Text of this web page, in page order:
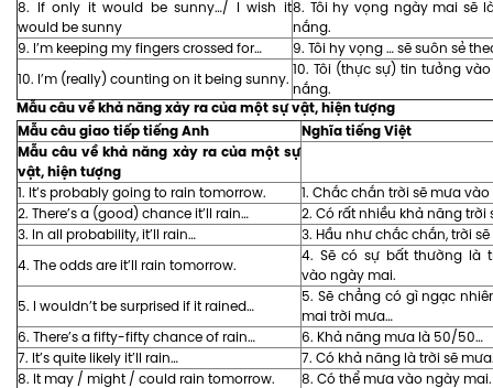
8. If only it would be sunny…/ I wish it
would be sunny
8. Tôi hy vọng ngày mai sẽ
nắng.
9. I’m keeping my fingers crossed for…
9. Tôi hy vọng … sẽ suôn sẻ
10. I’m (really) counting on it being sunny. 10. Tôi (thực sự) tin tưởng
nắng.
Mẫu câu về khả năng xảy ra của một sự vật, hiện tượng
Mẫu câu giao tiếp tiếng Anh
Nghĩa tiếng Việt
Mẫu câu về khả năng xảy ra của một sự
vật, hiện tượng
1. It’s probably going to rain tomorrow.
1. Chắc chắn trời sẽ mưa
2. There’s a (good) chance it’ll rain…
2. Có rất nhiều khả năng trời
3. In all probability, it’ll rain…
3. Hầu như chắc chắn, trời
4. The odds are it’ll rain tomorrow.
4. Sẽ có sự bất thường là
vào ngày mai.
5. I wouldn’t be surprised if it rained…
5. Sẽ chẳng có gì ngạc
mai trời mưa…
6. There’s a fifty-fifty chance of rain…
6. Khả năng mưa là 50/50…
7. It’s quite likely it’ll rain…
7. Có khả năng là trời sẽ
8. It may / might / could rain tomorrow.
8. Có thể mưa vào ngày mai.